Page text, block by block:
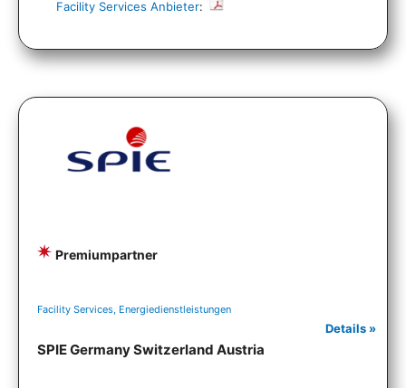
Facility Services Anbieter:
Premiumpartner
Facility Services, Energiedienstleistungen
Details »
SPIE Germany Switzerland Austria